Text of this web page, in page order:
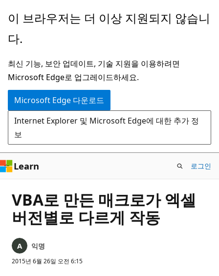
주
콘
츠
로
건
너
뛰
기
이 브라우저는 더 이상 지원되지 않습니
다.
최신 기능, 보안 업데이트, 기술 지원을 이용하려면
Microsoft Edge로 업그레이드하세요.
Microsoft Edge 다운로드
Internet Explorer 및 Microsoft Edge에 대한 추가 정
보
Learn 로그인
VBA로 만든 매크로가 엑셀
버전별로 다르게 작동
익명
2015년 6월 26일 오전 6:15